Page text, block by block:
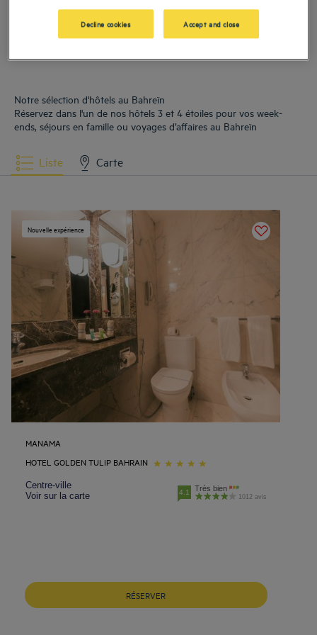
Notre sélection d'hôtels au Bahreïn
Réservez dans l'un de nos hôtels 3 et 4 étoiles pour vos week-
ends, séjours en famille ou voyages d’affaires au Bahreïn
Liste Carte
Nouvelle expérience
MANAMA
HOTEL GOLDEN TULIP BAHRAIN
Centre-ville
Voir sur la carte
4.1 Très bien
1012 avis
RÉSERVER
Decline cookies Accept and close